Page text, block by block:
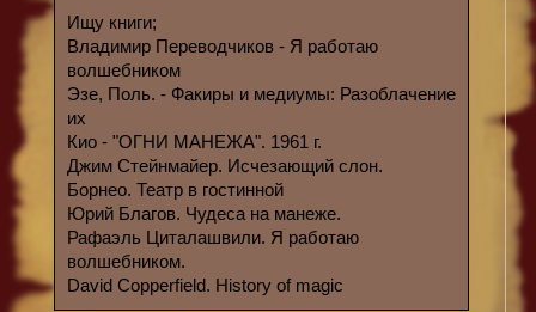
Ищу книги;
Владимир Переводчиков - Я работаю
волшебником
Эзе, Поль. - Факиры и медиумы: Разоблачение
их
Кио - "ОГНИ МАНЕЖА". 1961 г.
Джим Стейнмайер. Исчезающий слон.
Борнео. Театр в гостинной
Юрий Благов. Чудеса на манеже.
Рафаэль Циталашвили. Я работаю
волшебником.
David Copperfield. History of magic